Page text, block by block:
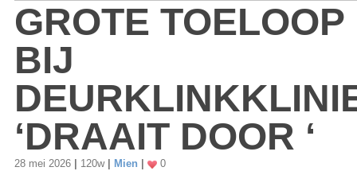
GROTE TOELOOP
BIJ
‘DRAAIT DOOR ‘
28 mei 2026 120w Mien 0